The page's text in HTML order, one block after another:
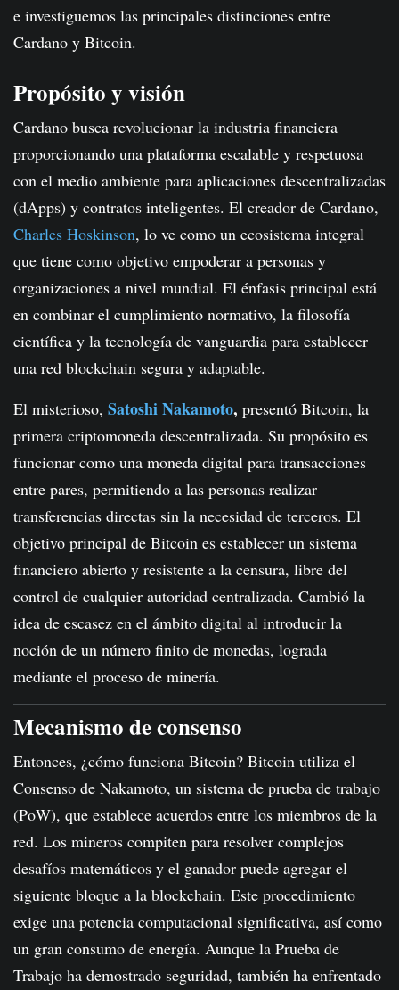
e investiguemos las principales distinciones entre
Cardano y Bitcoin.
Propósito y visión
Cardano busca revolucionar la industria financiera
proporcionando una plataforma escalable y respetuosa
con el medio ambiente para aplicaciones descentralizadas
(dApps) y contratos inteligentes. El creador de Cardano,
Charles Hoskinson, lo ve como un ecosistema integral
que tiene como objetivo empoderar a personas y
organizaciones a nivel mundial. El énfasis principal está
en combinar el cumplimiento normativo, la filosofía
científica y la tecnología de vanguardia para establecer
una red blockchain segura y adaptable.
El misterioso, Satoshi Nakamoto, presentó Bitcoin, la
primera criptomoneda descentralizada. Su propósito es
funcionar como una moneda digital para transacciones
entre pares, permitiendo a las personas realizar
transferencias directas sin la necesidad de terceros. El
objetivo principal de Bitcoin es establecer un sistema
financiero abierto y resistente a la censura, libre del
control de cualquier autoridad centralizada. Cambió la
idea de escasez en el ámbito digital al introducir la
noción de un número finito de monedas, lograda
mediante el proceso de minería.
Mecanismo de consenso
Entonces, ¿cómo funciona Bitcoin? Bitcoin utiliza el
Consenso de Nakamoto, un sistema de prueba de trabajo
(PoW), que establece acuerdos entre los miembros de la
red. Los mineros compiten para resolver complejos
desafíos matemáticos y el ganador puede agregar el
siguiente bloque a la blockchain. Este procedimiento
exige una potencia computacional significativa, así como
un gran consumo de energía. Aunque la Prueba de
Trabajo ha demostrado seguridad, también ha enfrentado